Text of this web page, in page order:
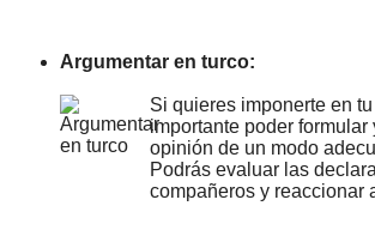
Argumentar en turco:
Si quieres imponerte en
importante poder formular
opinión de un modo
Podrás evaluar las
compañeros y reaccionar